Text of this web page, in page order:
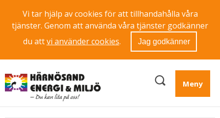
Vi tar hjälp av cookies för att tillhandahålla våra
tjänster. Genom att använda våra tjänster godkänner
du attvi använder cookies. Jag godkänner
Meny